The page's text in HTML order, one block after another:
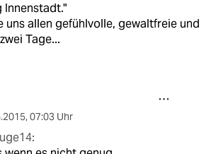
Innenstadt."
uns allen gefühlvolle, gewaltfreie und
Tage...
, 07:03 Uhr